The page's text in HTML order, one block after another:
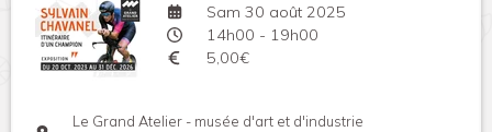
Sam 30 août 2025
14h00 - 19h00
5,00€
Le Grand Atelier - musée d'art et d'industrie